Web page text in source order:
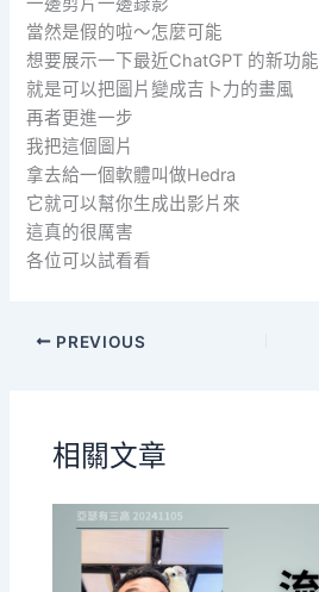
當然是假的啦～怎麼可能
想要展示一下最近ChatGPT 的新功能
就是可以把圖片變成吉卜力的畫風
再者更進一步
我把這個圖片
拿去給一個軟體叫做Hedra
它就可以幫你生成出影片來
這真的很厲害
各位可以試看看
PREVIOUS
相關文章